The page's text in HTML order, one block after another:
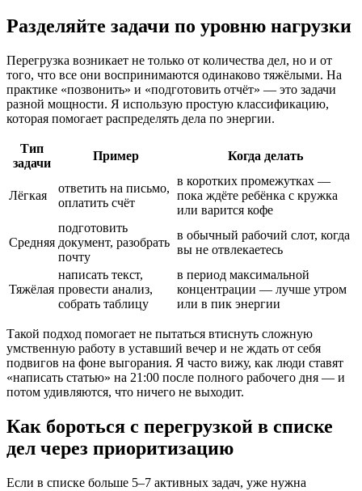
Разделяйте задачи по уровню нагрузки
Перегрузка возникает не только от количества дел, но и от
того, что все они воспринимаются одинаково тяжёлыми. На
практике «позвонить» и «подготовить отчёт» — это задачи
разной мощности. Я использую простую классификацию,
которая помогает распределять дела по энергии.
Тип
задачи
Пример Когда делать
Лёгкая
ответить на письмо,
оплатить счёт
в коротких промежутках —
пока ждёте ребёнка с кружка
или варится кофе
Средняя
подготовить
документ, разобрать
почту
в обычный рабочий слот, когда
вы не отвлекаетесь
Тяжёлая
написать текст,
провести анализ,
собрать таблицу
в период максимальной
концентрации — лучше утром
или в пик энергии
Такой подход помогает не пытаться втиснуть сложную
умственную работу в уставший вечер и не ждать от себя
подвигов на фоне выгорания. Я часто вижу, как люди ставят
«написать статью» на 21:00 после полного рабочего дня — и
потом удивляются, что ничего не выходит.
Как бороться с перегрузкой в списке
дел через приоритизацию
Если в списке больше 5–7 активных задач, уже нужна